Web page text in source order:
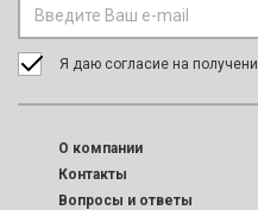
Я даю согласие на
O компании
Контакты
Вопросы и ответы